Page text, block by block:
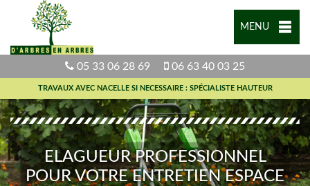
MENU
05 33 06 28 69 06 63 40 03 25
TRAVAUX AVEC NACELLE SI NECESSAIRE : SPÉCIALISTE HAUTEUR
ELAGUEUR PROFESSIONNEL
POUR VOTRE ENTRETIEN ESPACE